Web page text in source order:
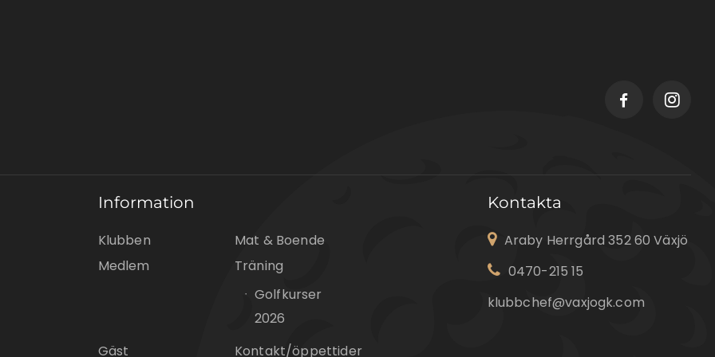
Information
Klubben
Mat & Boende
Medlem
Träning
Golfkurser
2026
Gäst
Kontakt/öppettider
Kontakta
Araby Herrgård 352 60 Växjö
0470-215 15
klubbchef@vaxjogk.com